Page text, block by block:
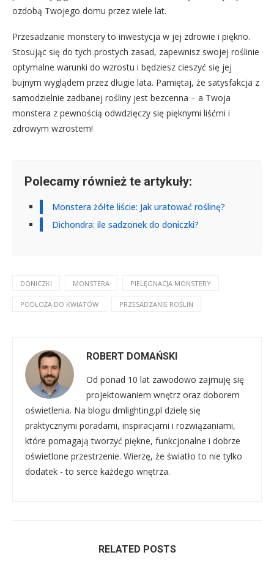
ozdobą Twojego domu przez wiele lat.
Przesadzanie monstery to inwestycja w jej zdrowie i piękno.
Stosując się do tych prostych zasad, zapewnisz swojej roślinie
optymalne warunki do wzrostu i będziesz cieszyć się jej
bujnym wyglądem przez długie lata. Pamiętaj, że satysfakcja z
samodzielnie zadbanej rośliny jest bezcenna – a Twoja
monstera z pewnością odwdzięczy się pięknymi liśćmi i
zdrowym wzrostem!
Polecamy również te artykuły:
Monstera żółte liście: Jak uratować roślinę?
Dichondra: ile sadzonek do doniczki?
DONICZKI MONSTERA PIELĘGNACJA MONSTERY
PODŁOŻA DO KWIATÓW PRZESADZANIE ROŚLIN
ROBERT DOMAŃSKI
Od ponad 10 lat zawodowo zajmuję się
projektowaniem wnętrz oraz doborem
oświetlenia. Na blogu dmlighting.pl dzielę się
praktycznymi poradami, inspiracjami i rozwiązaniami,
które pomagają tworzyć piękne, funkcjonalne i dobrze
oświetlone przestrzenie. Wierzę, że światło to nie tylko
dodatek - to serce każdego wnętrza.
RELATED POSTS